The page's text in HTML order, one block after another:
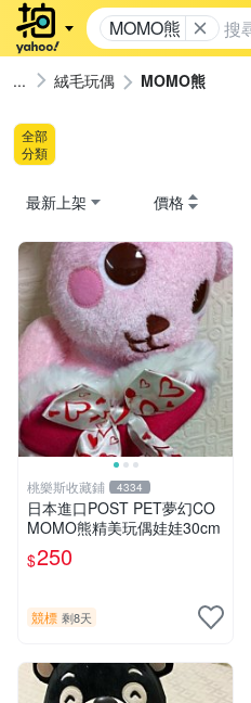
MOMO熊
絨毛玩偶 MOMO熊
全部
分類
最新上架 價格
桃樂斯收藏鋪 4334
日本進口POST PET夢幻CO
MOMO熊精美玩偶娃娃30cm
$250
競標 剩8天